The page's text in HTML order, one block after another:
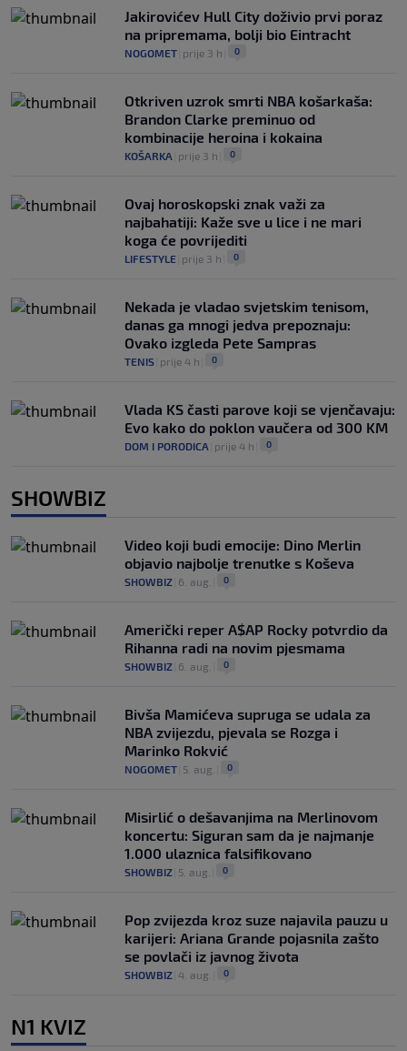
Jakirovićev Hull City doživio prvi poraz
na pripremama, bolji bio Eintracht
NOGOMET prije 3 h 0
Otkriven uzrok smrti NBA košarkaša:
Brandon Clarke preminuo od
kombinacije heroina i kokaina
KOŠARKA prije 3 h 0
Ovaj horoskopski znak važi za
najbahatiji: Kaže sve u lice i ne mari
koga će povrijediti
LIFESTYLE prije 3 h 0
Nekada je vladao svjetskim tenisom,
danas ga mnogi jedva prepoznaju:
Ovako izgleda Pete Sampras
TENIS prije 4 h 0
Vlada KS časti parove koji se vjenčavaju:
Evo kako do poklon vaučera od 300 KM
DOM I PORODICA prije 4 h 0
SHOWBIZ
Video koji budi emocije: Dino Merlin
objavio najbolje trenutke s Koševa
SHOWBIZ 6. aug. 0
Američki reper A$AP Rocky potvrdio da
Rihanna radi na novim pjesmama
SHOWBIZ 6. aug. 0
Bivša Mamićeva supruga se udala za
NBA zvijezdu, pjevala se Rozga i
Marinko Rokvić
NOGOMET 5. aug. 0
Misirlić o dešavanjima na Merlinovom
koncertu: Siguran sam da je najmanje
1.000 ulaznica falsifikovano
SHOWBIZ 5. aug. 0
Pop zvijezda kroz suze najavila pauzu u
karijeri: Ariana Grande pojasnila zašto
se povlači iz javnog života
SHOWBIZ 4. aug. 0
N1 KVIZ